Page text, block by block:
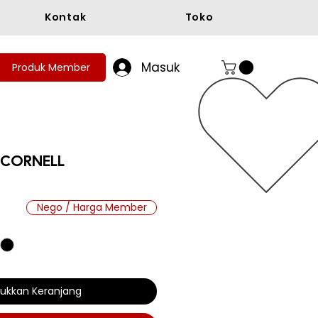
Kontak Toko
Produk Member Masuk
Keranjang
Nego / Harga Member